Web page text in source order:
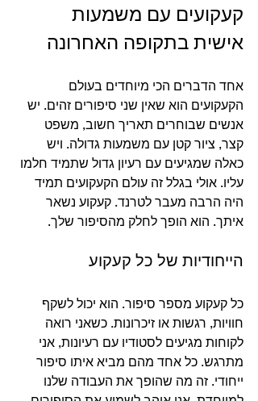
קעקועים עם משמעות
אישית בתקופה האחרונה
אחד הדברים הכי מיוחדים בעולם
הקעקועים הוא שאין שני סיפורים זהים. יש
אנשים שבוחרים תאריך חשוב, משפט
קצר, ציור קטן עם משמעות גדולה. ויש
כאלה שמגיעים עם רעיון גדול שתמיד חלמו
עליו. אולי בגלל זה עולם הקעקועים תמיד
היה הרבה מעבר לטרנד. קעקוע נשאר
איתך. הוא הופך לחלק מהסיפור שלך.
הייחודיות של כל קעקוע
כל קעקוע מספר סיפור. הוא יכול לשקף
חוויות, רגשות או זיכרונות. כשאני רואה
לקוחות מגיעים לסטודיו עם רעיונות, אני
מתרגש. כל אחד מהם מביא איתו סיפור
ייחודי. זה מה שהופך את העבודה שלנו